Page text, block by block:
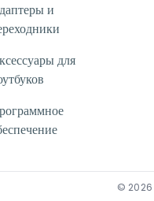
и
для
© 2026